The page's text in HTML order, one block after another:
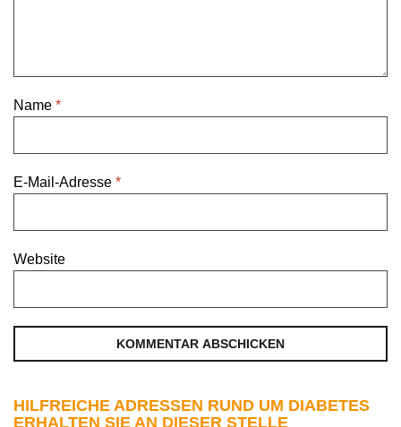
Name *
E-Mail-Adresse *
Website
HILFREICHE ADRESSEN RUND UM DIABETES
ERHALTEN SIE AN DIESER STELLE